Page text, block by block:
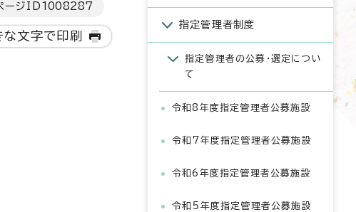
ージID 1008287
な文字で印刷
指定管理者制度
指定管理者の公募・選定につい
て
令和8年度指定管理者公募施設
令和7年度指定管理者公募施設
令和6年度指定管理者公募施設
令和5年度指定管理者公募施設